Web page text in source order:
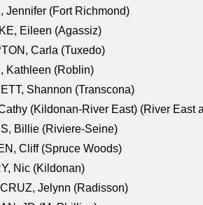
Jennifer (Fort Richmond)
Eileen (Agassiz)
Carla (Tuxedo)
Kathleen (Roblin)
Shannon (Transcona)
(Kildonan-River East) (River East
Billie (Riviere-Seine)
Cliff (Spruce Woods)
Nic (Kildonan)
Jelynn (Radisson)